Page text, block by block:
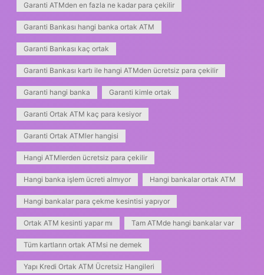
Garanti ATMden en fazla ne kadar para çekilir
Garanti Bankası hangi banka ortak ATM
Garanti Bankası kaç ortak
Garanti Bankası kartı ile hangi ATMden ücretsiz para çekilir
Garanti hangi banka Garanti kimle ortak
Garanti Ortak ATM kaç para kesiyor
Garanti Ortak ATMler hangisi
Hangi ATMlerden ücretsiz para çekilir
Hangi banka işlem ücreti almıyor Hangi bankalar ortak ATM
Hangi bankalar para çekme kesintisi yapıyor
Ortak ATM kesinti yapar mı Tam ATMde hangi bankalar var
Tüm kartların ortak ATMsi ne demek
Yapı Kredi Ortak ATM Ücretsiz Hangileri